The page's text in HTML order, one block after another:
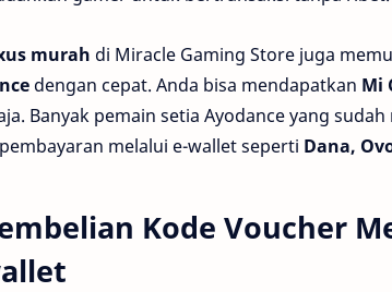
murah di Miracle Gaming Store juga
dengan cepat. Anda bisa mendapatkan Mi
Banyak pemain setia Ayodance yang
melalui e-wallet seperti Dana,
Kode Voucher